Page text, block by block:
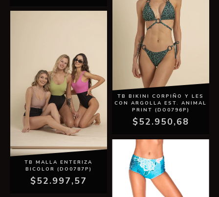
TB BIKINI CORPIÑO Y LES
CON ARGOLLA EST. ANIMAL
PRINT (DO0796P)
$52.950,68
TB MALLA ENTERIZA
BICOLOR (DO0787P)
$52.997,57